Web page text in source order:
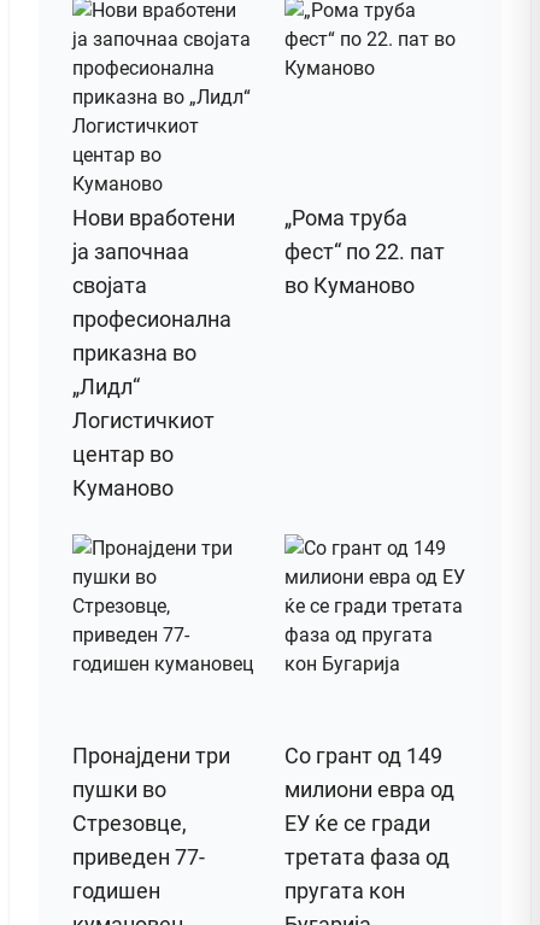
Нови вработени
ја започнаа
својата
професионална
приказна во
„Лидл“
Логистичкиот
центар во
Куманово
„Рома труба
фест“ по 22. пат
во Куманово
Пронајдени три
пушки во
Стрезовце,
приведен 77-
годишен
Со грант од 149
милиони евра од
ЕУ ќе се гради
третата фаза од
пругата кон